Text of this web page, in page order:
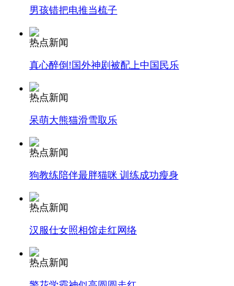
走！跟着总书记去植树
消防员救轻生者 花炮节热闹非凡 减压"枕头大战"
纽约上演“枕头大战”
司机酒驾遇交警 急速倒车逃窜
男孩错把电推当梳子
热点新闻
真心醉倒!国外神剧被配上中国民乐
热点新闻
呆萌大熊猫滑雪取乐
热点新闻
狗教练陪伴最胖猫咪 训练成功瘦身
热点新闻
汉服仕女照相馆走红网络
热点新闻